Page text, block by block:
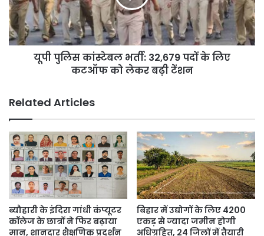
पदों
के
लिए
कटऑफ
यूपी पुलिस कांस्टेबल भर्ती: 32,679 पदों के लिए
कटऑफ को लेकर बढ़ी टेंशन
Related Articles
ब्यौहारी के इंदिरा गांधी कंप्यूटर
कॉलेज के छात्रों ने फिर बढ़ाया
मान, शानदार शैक्षणिक प्रदर्शन
बिहार में उद्योगों के लिए 4200
एकड़ से ज्यादा जमीन होगी
अधिग्रहित, 24 जिलों में तैयारी